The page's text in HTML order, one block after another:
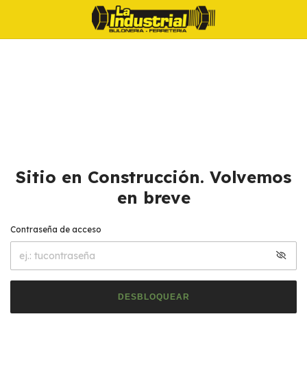
Sitio en Construcción. Volvemos
en breve
Contraseña de acceso
DESBLOQUEAR